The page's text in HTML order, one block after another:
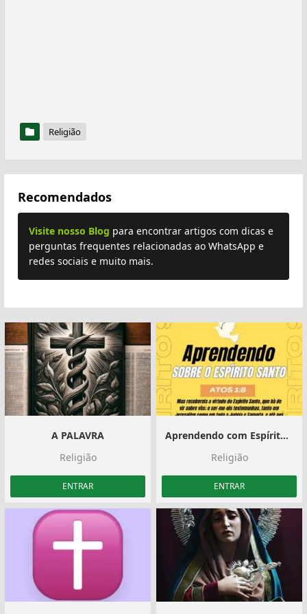
Religião
Recomendados
Visite nosso Blog para encontrar artigos com dicas e
perguntas frequentes relacionadas ao WhatsApp e
redes sociais e muito mais.
A PALAVRA
Religião
ENTRAR
Aprendendo com Espírito Santo
Religião
ENTRAR